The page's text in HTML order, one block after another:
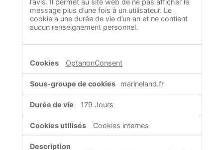
message plus d’une fois à un utilisateur. Le
cookie a une durée de vie d’un an et ne contient
aucun renseignement personnel.
OptanonConsent
marineland.fr
179 Jours
Cookies internes